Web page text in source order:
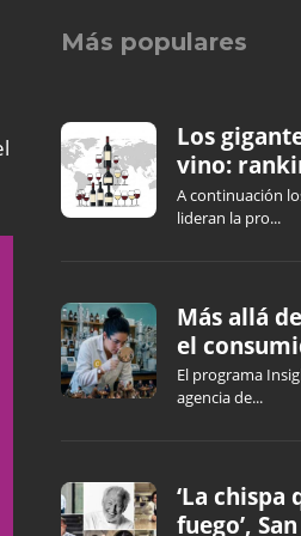
Más populares
Los
vino:
A continuación
lideran la pro...
Más allá
el
El programa
agencia de...
‘La chispa
fuego’,